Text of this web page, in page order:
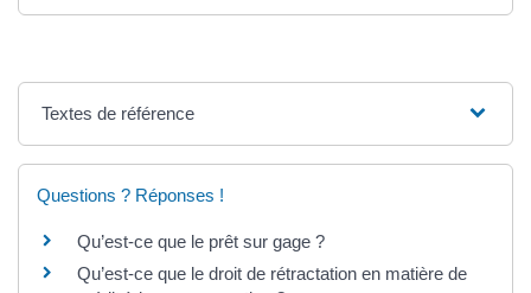
Textes de référence
Questions ? Réponses !
Qu’est-ce que le prêt sur gage ?
Qu’est-ce que le droit de rétractation en matière de